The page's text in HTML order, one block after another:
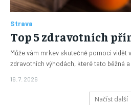
Strava
Top 5 zdravotních
Může vám mrkev skutečně pomoci vidět
zdravotních výhodách, které tato běžná a
16. 7. 2026
Načíst další